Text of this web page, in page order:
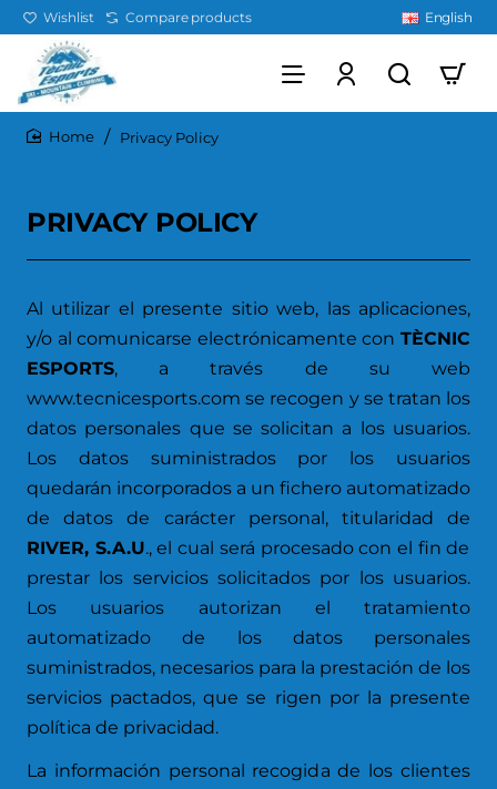
Wishlist Compare products English
Privacy Policy
PRIVACY POLICY
Al utilizar el presente sitio web, las aplicaciones,
y/o al comunicarse electrónicamente con TÈCNIC
ESPORTS, a través de su web
www.tecnicesports.comse recogen y se tratan los
datos personales que se solicitan a los usuarios.
Los datos suministrados por los usuarios
quedarán incorporados a un fichero automatizado
de datos de carácter personal, titularidad de
RIVER, S.A.U., el cual será procesado con el fin de
prestar los servicios solicitados por los usuarios.
Los usuarios autorizan el tratamiento
automatizado de los datos personales
suministrados, necesarios para la prestación de los
servicios pactados, que se rigen por la presente
política de privacidad.
La información personal recogida de los clientes